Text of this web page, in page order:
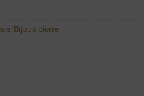
, Bijoux pierre